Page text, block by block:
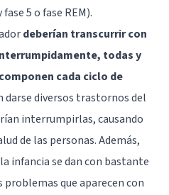
5 o fase REM).
deberían transcurrir con
todas y
cada ciclo de
darse diversos trastornos del
interrumpirlas, causando
de las personas. Además,
infancia se dan con bastante
problemas que aparecen con